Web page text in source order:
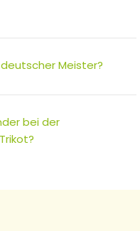
Meister?
bei der